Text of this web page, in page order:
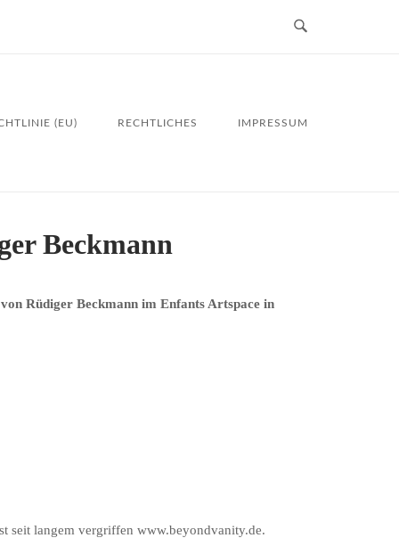
(EU) RECHTLICHES IMPRESSUM
Beckmann
Rüdiger Beckmann im Enfants Artspace in
seit langem vergriffen www.beyondvanity.de.